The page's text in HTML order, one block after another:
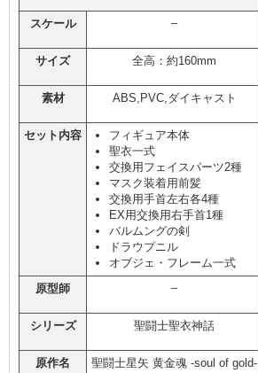
スケール –
サイズ 全高：約160mm
素材 ABS,PVC,ダイキャスト
セット内容
フィギュア本体
聖衣一式
交換用フェイスパーツ2種
マスク装着用前髪
交換用手首左右各4種
EX用交換用右手首1種
バルムングの剣
ドラウプニル
オブジェ・フレーム一式
原型師
–
シリーズ 聖闘士聖衣神話
原作名 聖闘士星矢 黄金魂 -soul of gold-